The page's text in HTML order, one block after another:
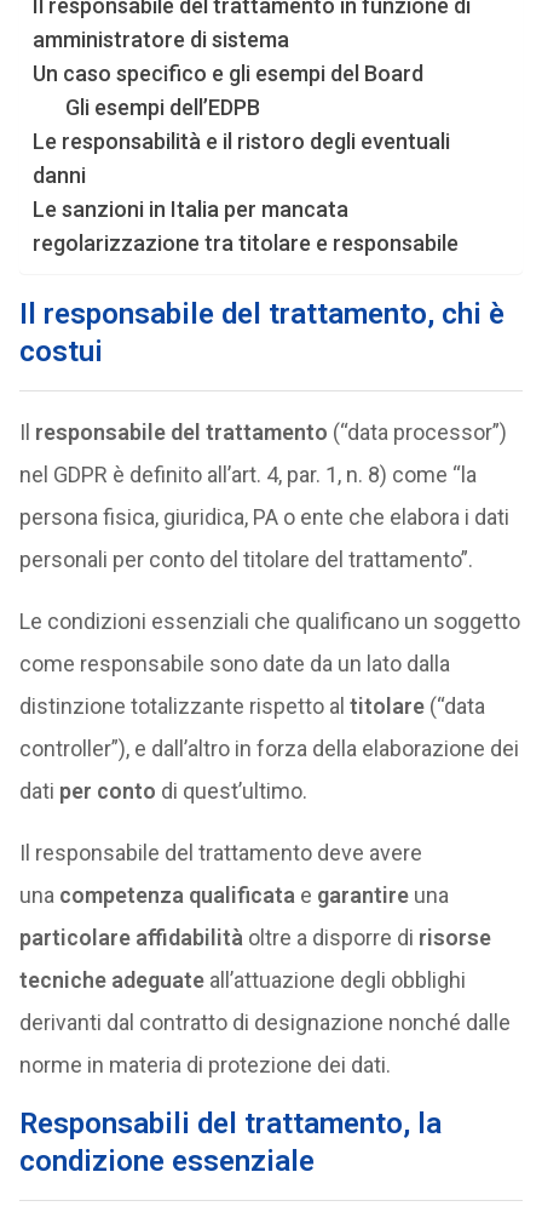
Il responsabile del trattamento in funzione di
amministratore di sistema
Un caso specifico e gli esempi del Board
Gli esempi dell’EDPB
Le responsabilità e il ristoro degli eventuali
danni
Le sanzioni in Italia per mancata
regolarizzazione tra titolare e responsabile
Il responsabile del trattamento, chi è
costui
Il responsabile del trattamento (“data processor”)
nel GDPR è definito all’art. 4, par. 1, n. 8) come “la
persona fisica, giuridica, PA o ente che elabora i dati
personali per conto del titolare del trattamento”.
Le condizioni essenziali che qualificano un soggetto
come responsabile sono date da un lato dalla
distinzione totalizzante rispetto al titolare (“data
controller”), e dall’altro in forza della elaborazione dei
dati per conto di quest’ultimo.
Il responsabile del trattamento deve avere
una competenza qualificata e garantireuna
particolare affidabilità oltre a disporre di risorse
tecniche adeguateall’attuazione degli obblighi
derivanti dal contratto di designazione nonché dalle
norme in materia di protezione dei dati.
Responsabili del trattamento, la
condizione essenziale